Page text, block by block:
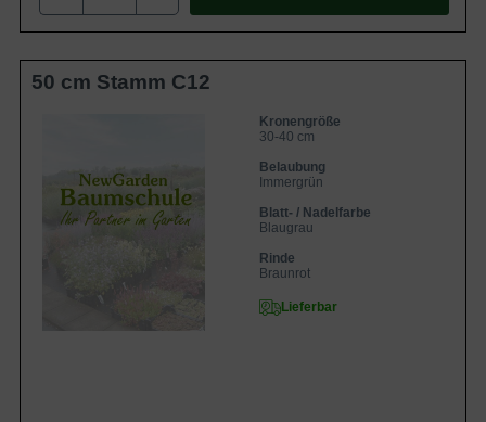
50 cm Stamm C12
Kronengröße
30-40 cm
Belaubung
Immergrün
Blatt- / Nadelfarbe
Blaugrau
Rinde
Braunrot
Lieferbar